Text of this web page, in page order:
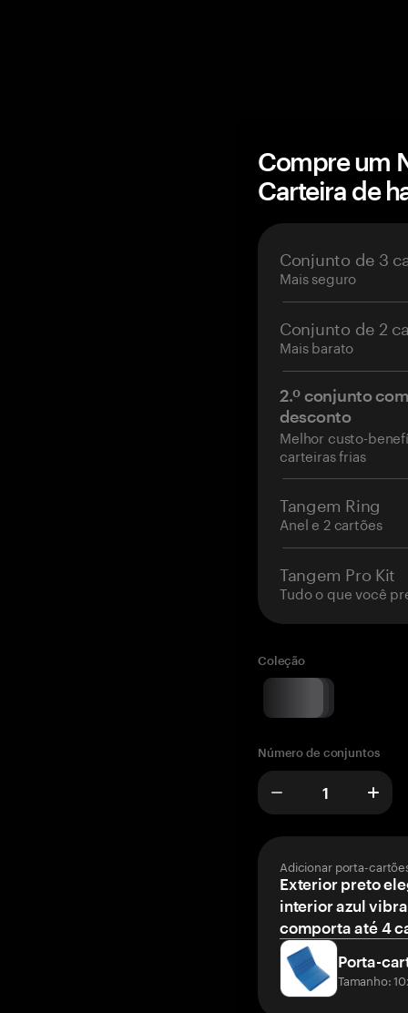
Compre um
Carteira de
Conjunto de 3
Mais seguro
Conjunto de 2
Mais barato
2.º conjunto
desconto
Melhor custo-
carteiras frias
Tangem Ring
Anel e 2 cartões
Tangem Pro Kit
Tudo o que você
Coleção
Número de conjuntos
Adicionar porta-
Exterior preto
interior azul
comporta até 4
Porta-
Tamanho: